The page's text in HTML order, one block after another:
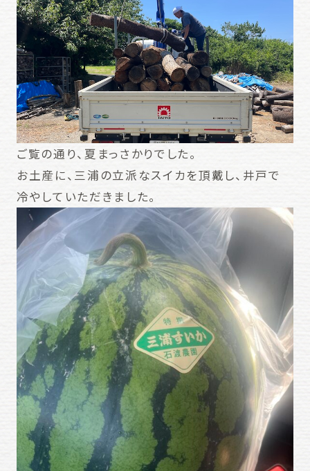
ご覧の通り、夏まっさかりでした。
お土産に、三浦の立派なスイカを頂戴し、井戸で
冷やしていただきました。